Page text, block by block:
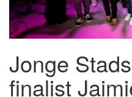
Jonge
finalist